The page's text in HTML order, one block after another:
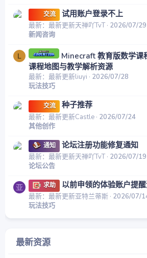
交流 试用账户登录不上
最新：最新更新天禅吖TvT 2026/07/29
新闻咨询
L
Minecraft 教育版数学课
课程地图与教学解析资源
最新：最新更新liuyi
2026/07/28
玩法技巧
交流 种子推荐
最新：最新更新Castle 2026/07/24
其他创作
通知 论坛注册功能修复通知
最新：最新更新天禅吖TvT 2026/07/19
论坛公告
亚 求助 以前申领的体验账户提
最新：最新更新亚特兰蒂斯 2026/07/
玩法技巧
最新资源